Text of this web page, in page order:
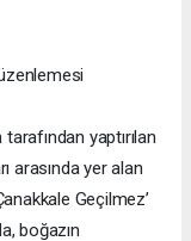
yaptırılan
arasında yer alan
Geçilmez’
boğazın